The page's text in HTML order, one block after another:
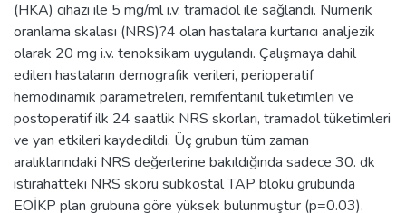
(HKA) cihazı ile 5 mg/ml i.v. tramadol ile sağlandı. Numerik
oranlama skalası (NRS)?4 olan hastalara kurtarıcı analjezik
olarak 20 mg i.v. tenoksikam uygulandı. Çalışmaya dahil
edilen hastaların demografik verileri, perioperatif
hemodinamik parametreleri, remifentanil tüketimleri ve
postoperatif ilk 24 saatlik NRS skorları, tramadol tüketimleri
ve yan etkileri kaydedildi. Üç grubun tüm zaman
aralıklarındaki NRS değerlerine bakıldığında sadece 30. dk
istirahatteki NRS skoru subkostal TAP bloku grubunda
EOİKP plan grubuna göre yüksek bulunmuştur (p=0.03).